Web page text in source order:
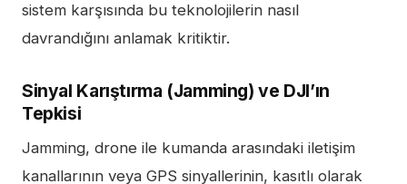
sistem karşısında bu teknolojilerin nasıl
davrandığını anlamak kritiktir.
Sinyal Karıştırma (Jamming) ve DJI’ın
Tepkisi
Jamming, drone ile kumanda arasındaki iletişim
kanallarının veya GPS sinyallerinin, kasıtlı olarak